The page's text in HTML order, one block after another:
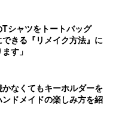
シャツをトートバッグ
きる『リメイク方法』に
す」
なくてもキーホルダーを
ドメイドの楽しみ方を紹